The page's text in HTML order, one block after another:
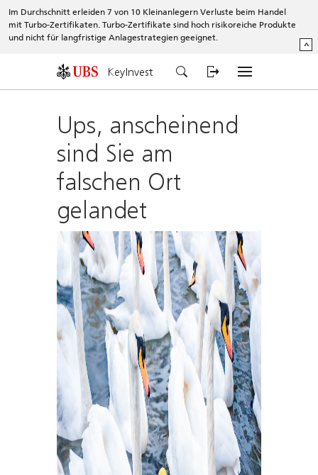
Im Durchschnitt erleiden 7 von 10 Kleinanlegern Verluste beim Handel
mit Turbo-Zertifikaten. Turbo-Zertifikate sind hoch risikoreiche Produkte
und nicht für langfristige Anlagestrategien geeignet.
^
KeyInvest
Ups, anscheinend
sind Sie am
falschen Ort
gelandet